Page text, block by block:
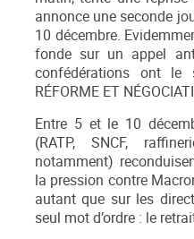
annonce une seconde
10 décembre.
fonde sur un appel
confédérations ont le
RÉFORME ET
Entre 5 et le 10
(RATP, SNCF,
notamment)
la pression contre
autant que sur les
seul mot d’ordre : le